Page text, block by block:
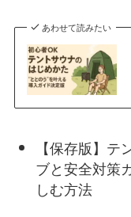
あわせて読みたい
【保存版】
ブと安全対策
しむ方法